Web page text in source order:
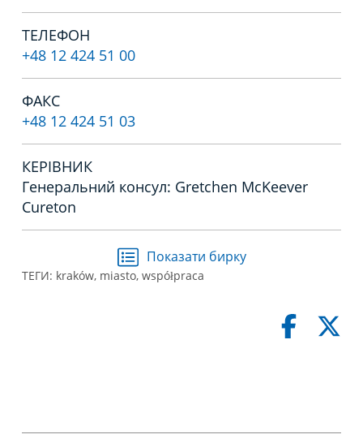
ТЕЛЕФОН
+48 12 424 51 00
ФАКС
+48 12 424 51 03
КЕРІВНИК
Генеральний консул: Gretchen McKeever
Cureton
Показати бирку
ТЕГИ: kraków, miasto, współpraca